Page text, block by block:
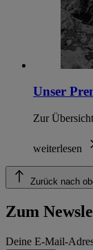
Unser
Zur
weiterlesen
Zurück nach
Zum
Deine E-Mail-